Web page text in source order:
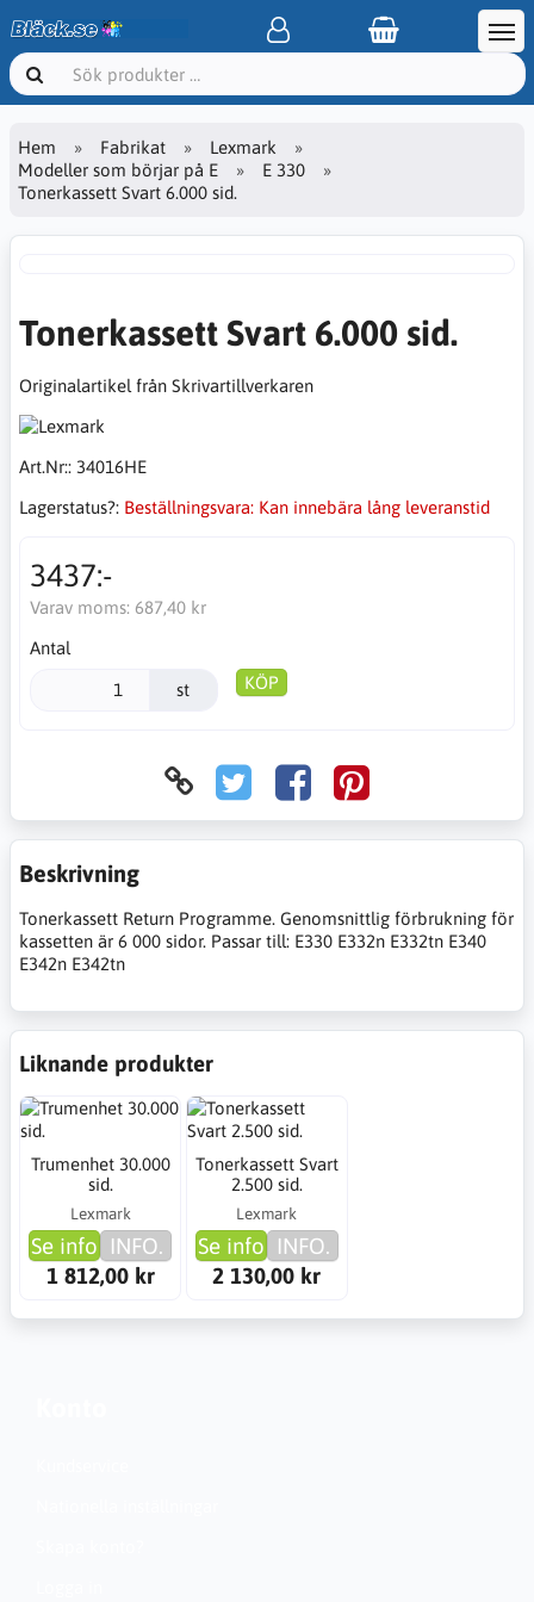
Hem Fabrikat
Lexmark
Modeller som börjar på E
E 330
Tonerkassett Svart 6.000 sid.
Tonerkassett Svart 6.000 sid.
Originalartikel från Skrivartillverkaren
Art.Nr:: 34016HE
Lagerstatus?: Beställningsvara: Kan innebära lång leveranstid
3437:-
Varav moms: 687,40 kr
Antal
st KÖP
Beskrivning
Tonerkassett Return Programme. Genomsnittlig förbrukning för
kassetten är 6 000 sidor. Passar till: E330 E332n E332tn E340
E342n E342tn
Liknande produkter
Trumenhet 30.000
sid.
Lexmark
Se info INFO.
1 812,00 kr
Tonerkassett Svart
2.500 sid.
Lexmark
Se info INFO.
2 130,00 kr